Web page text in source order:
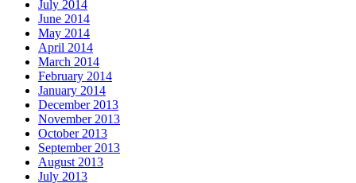
July 2014
June 2014
May 2014
April 2014
March 2014
February 2014
January 2014
December 2013
November 2013
October 2013
September 2013
August 2013
July 2013